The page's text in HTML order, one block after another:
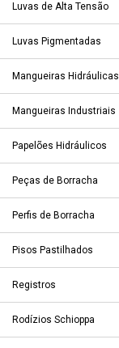
Luvas de Alta Tensão
Luvas Pigmentadas
Mangueiras Hidráulicas
Mangueiras Industriais
Papelões Hidráulicos
Peças de Borracha
Perfis de Borracha
Pisos Pastilhados
Registros
Rodízios Schioppa